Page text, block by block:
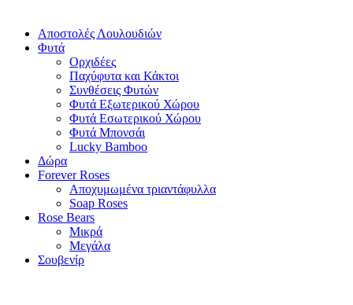
Αποστολές Λουλουδιών
Φυτά
Ορχιδέες
Παχύφυτα και Κάκτοι
Συνθέσεις Φυτών
Φυτά Εξωτερικού Χώρου
Φυτά Εσωτερικού Χώρου
Φυτά Μπονσάι
Lucky Bamboo
Δώρα
Forever Roses
Αποχυμωμένα τριαντάφυλλα
Soap Roses
Rose Βears
Μικρά
Μεγάλα
Σουβενίρ